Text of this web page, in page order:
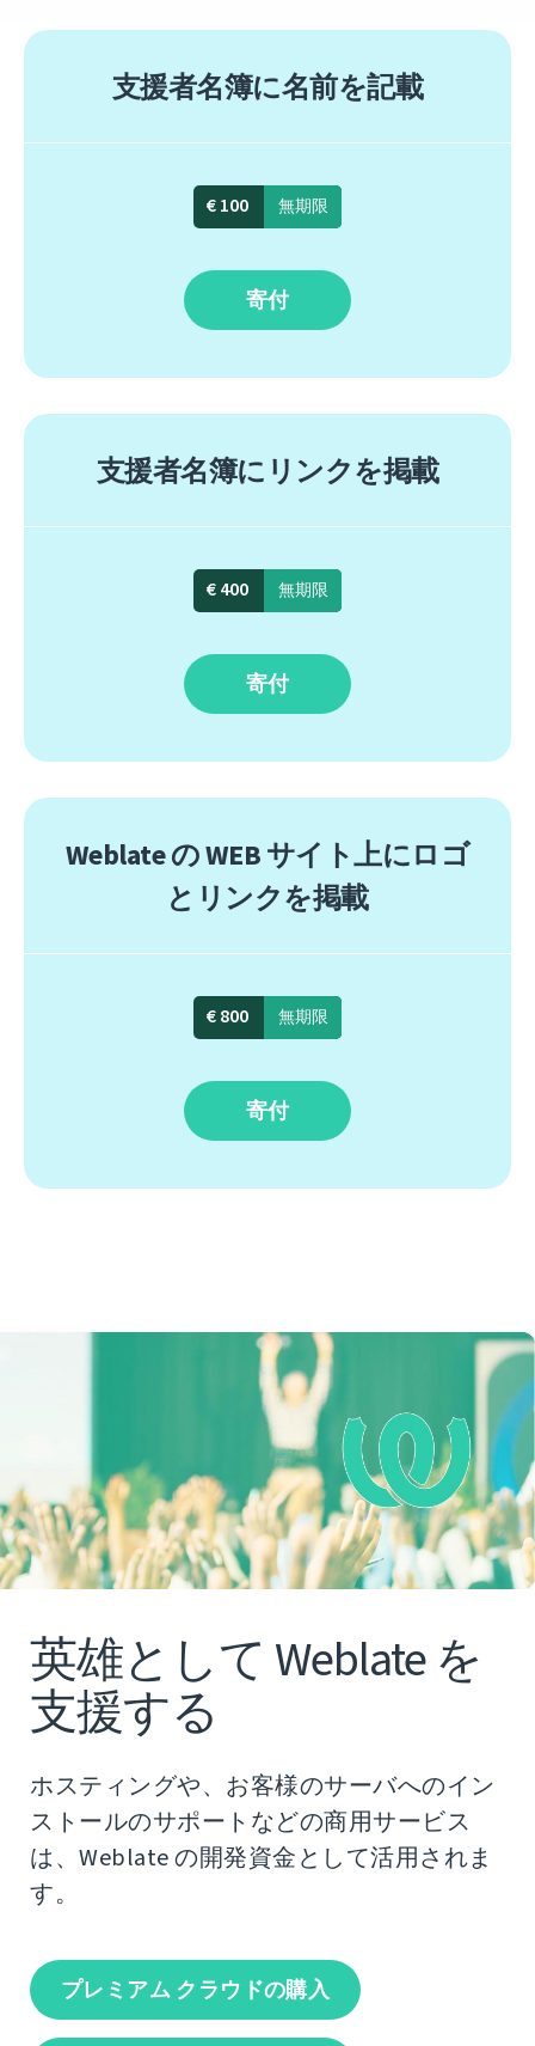
支援者名簿に名前を記載
€ 100 無期限
寄付
支援者名簿にリンクを掲載
€ 400 無期限
寄付
Weblate の WEB サイト上にロゴ
とリンクを掲載
€ 800 無期限
寄付
英雄として Weblate を
支援する
ホスティングや、お客様のサーバへのイン
ストールのサポートなどの商用サービス
は、Weblate の開発資金として活用されま
す。
プレミアム クラウドの購入